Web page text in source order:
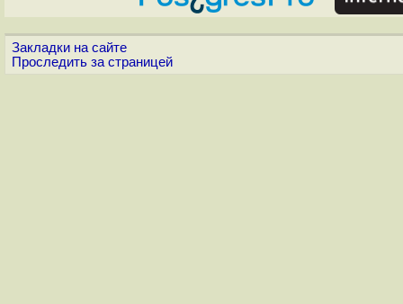
Закладки на сайте
Проследить за страницей